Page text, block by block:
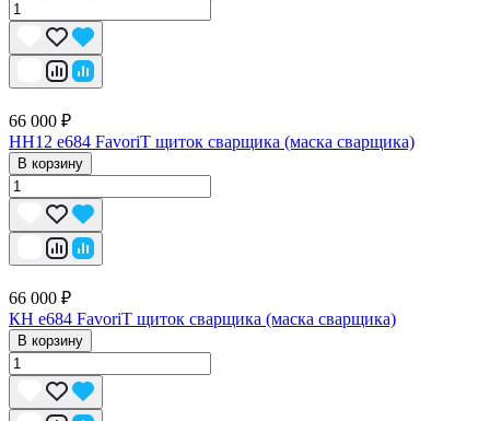
66 000 ₽
НН12 е684 FavoriT щиток сварщика (маска сварщика)
В корзину
66 000 ₽
КН е684 FavoriT щиток сварщика (маска сварщика)
В корзину